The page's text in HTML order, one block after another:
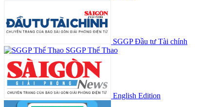
SGGP Đầu tư Tài chính
SGGP Thể Thao
English Edition